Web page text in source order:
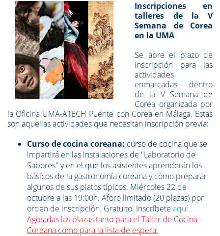
Inscripciones en
talleres de la V
Semana de Corea
en la UMA
Se abre el plazo de
inscripción para las
actividades
enmarcadas dentro
de la V Semana de
Corea organizada por
la Oficina UMA-ATECH Puente con Corea en Málaga. Estas
son aquellas actividades que necesitan inscripción previa:
Curso de cocina coreana: curso de cocina que se
impartirá en las instalaciones de "Laboratorio de
Sabores" y en el que los asistentes aprenderán los
básicos de la gastronomía coreana y cómo preparar
algunos de sus platos típicos. Miércoles 22 de
octubre a las 19:00h. Aforo limitado (20 plazas) por
orden de inscripción. Gratuito. Inscríbete aquí.
Agotadas las plazas tanto para el Taller de Cocina
Coreana como para la lista de espera.